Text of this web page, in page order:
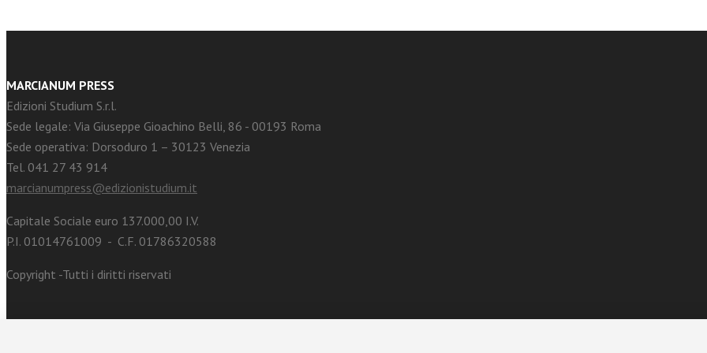
MARCIANUM PRESS
Edizioni Studium S.r.l.
Sede legale: Via Giuseppe Gioachino Belli, 86 - 00193 Roma
Sede operativa: Dorsoduro 1 – 30123 Venezia
Tel. 041 27 43 914
marcianumpress@edizionistudium.it
Capitale Sociale euro 137.000,00 I.V.
P.I. 01014761009 - C.F. 01786320588
Copyright -Tutti i diritti riservati